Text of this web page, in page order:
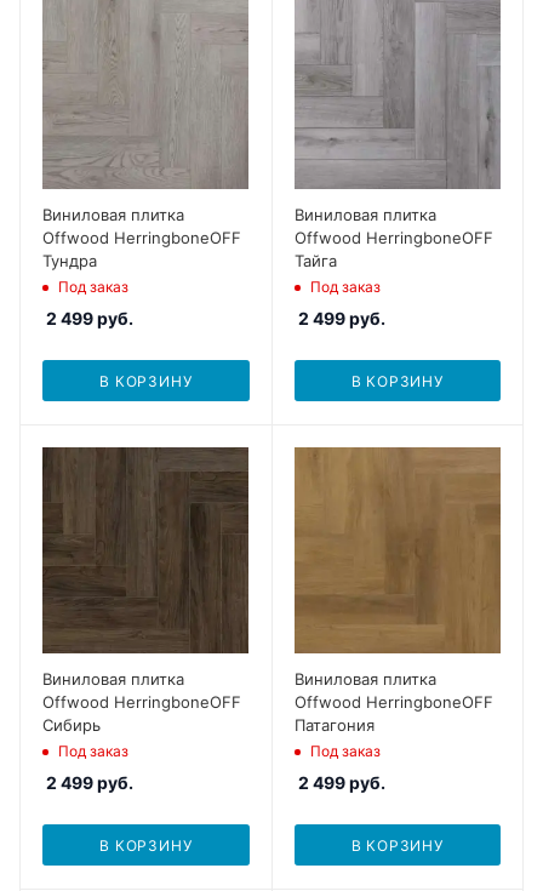
Виниловая плитка
Offwood HerringboneOFF
Тундра
Под заказ
2 499руб.
В КОРЗИНУ
Виниловая плитка
Offwood HerringboneOFF
Тайга
Под заказ
2 499руб.
В КОРЗИНУ
Виниловая плитка
Offwood HerringboneOFF
Сибирь
Под заказ
2 499руб.
В КОРЗИНУ
Виниловая плитка
Offwood HerringboneOFF
Патагония
Под заказ
2 499руб.
В КОРЗИНУ